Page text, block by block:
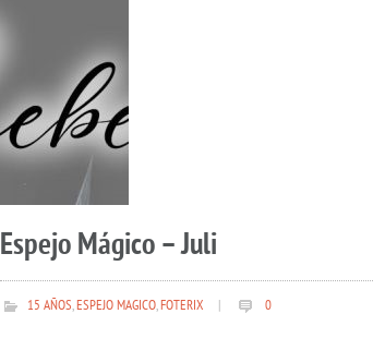
Espejo Mágico – Juli
15 AÑOS,ESPEJO MAGICO,FOTERIX 0